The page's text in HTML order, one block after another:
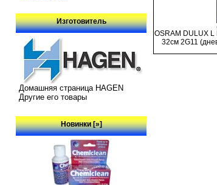
Изготовитель
Домашняя страница HAGEN
Другие его товары
Новинки [»]
OSRAM DULUX
32см 2G11